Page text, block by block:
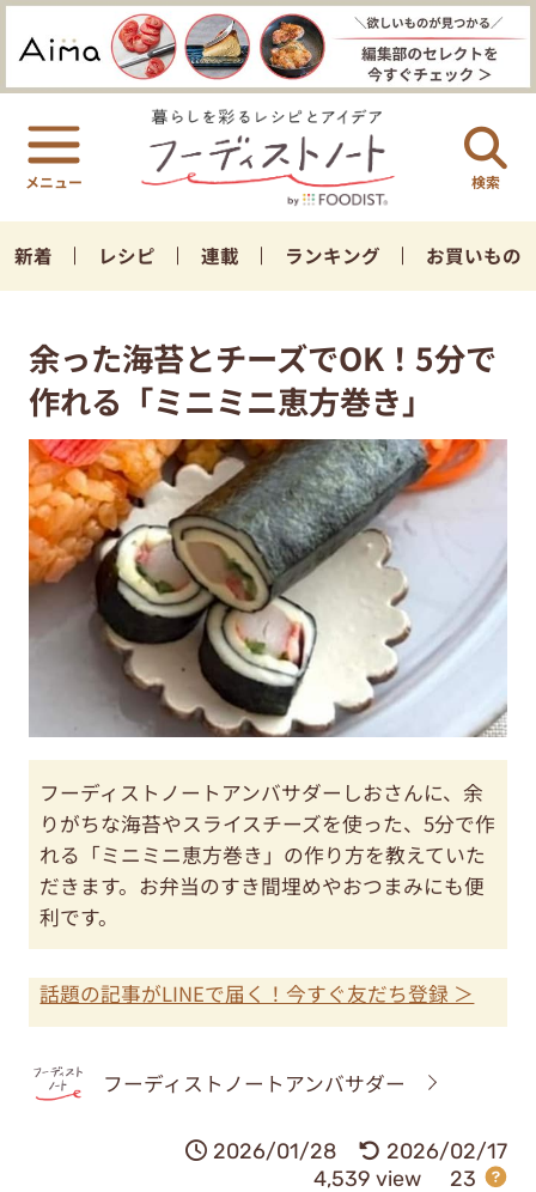
検索
新着 レシピ 連載 ランキング お買いもの
余った海苔とチーズでOK！5分で
作れる「ミニミニ恵方巻き」
フーディストノートアンバサダーしおさんに、余
りがちな海苔やスライスチーズを使った、5分で作
れる「ミニミニ恵方巻き」の作り方を教えていた
だきます。お弁当のすき間埋めやおつまみにも便
利です。
話題の記事がLINEで届く！今すぐ友だち登録 ＞
フーディストノートアンバサダー
2026/01/28
2026/02/17
4,539 view
23